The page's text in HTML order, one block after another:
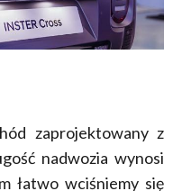
zaprojektowany z
nadwozia wynosi
łatwo wciśniemy się